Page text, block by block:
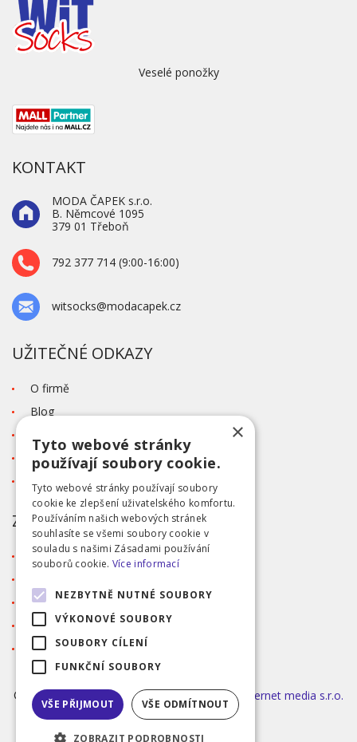
Veselé ponožky
KONTAKT
MODA ČAPEK s.r.o.
B. Němcové 1095
379 01 Třeboň
792 377 714 (9:00-16:00)
witsocks@modacapek.cz
UŽITEČNÉ ODKAZY
O firmě
Blog
Tabulka velikostí
Ochrana osobních údajů GDPR
ZÁKAZNICKÝ SERVIS
Obchodní podmínky
Reklamace
Přihlášení
Registrace
©2026 MODA ČAPEK s.r.o. Made by INIZIO Internet media s.r.o.
|
nastavení cookies
×
Tyto webové stránky
používají soubory cookie.
Tyto webové stránky používají soubory
cookie ke zlepšení uživatelského komfortu.
Používáním našich webových stránek
souhlasíte se všemi soubory cookie v
souladu s našimi Zásadami používání
souborů cookie. Více informací
NEZBYTNĚ NUTNÉ SOUBORY
VÝKONOVÉ SOUBORY
SOUBORY CÍLENÍ
FUNKČNÍ SOUBORY
VŠE PŘIJMOUT VŠE ODMÍTNOUT
ZOBRAZIT PODROBNOSTI